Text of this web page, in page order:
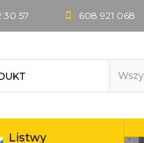
30 57 608 921 068
Listwy